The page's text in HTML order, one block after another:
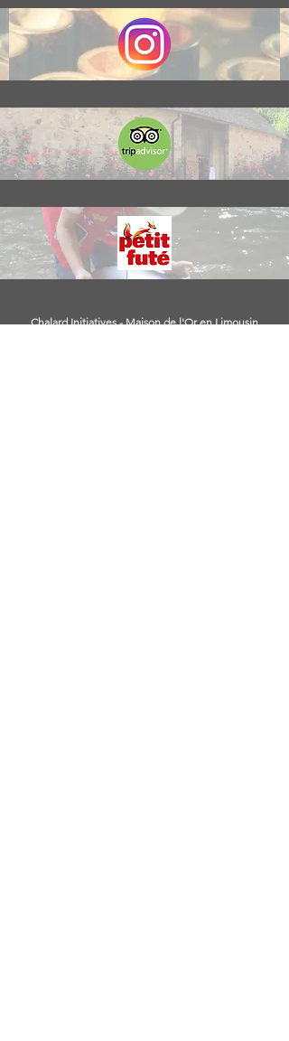
Chalard Initiatives - Maison de l'Or en Limousin